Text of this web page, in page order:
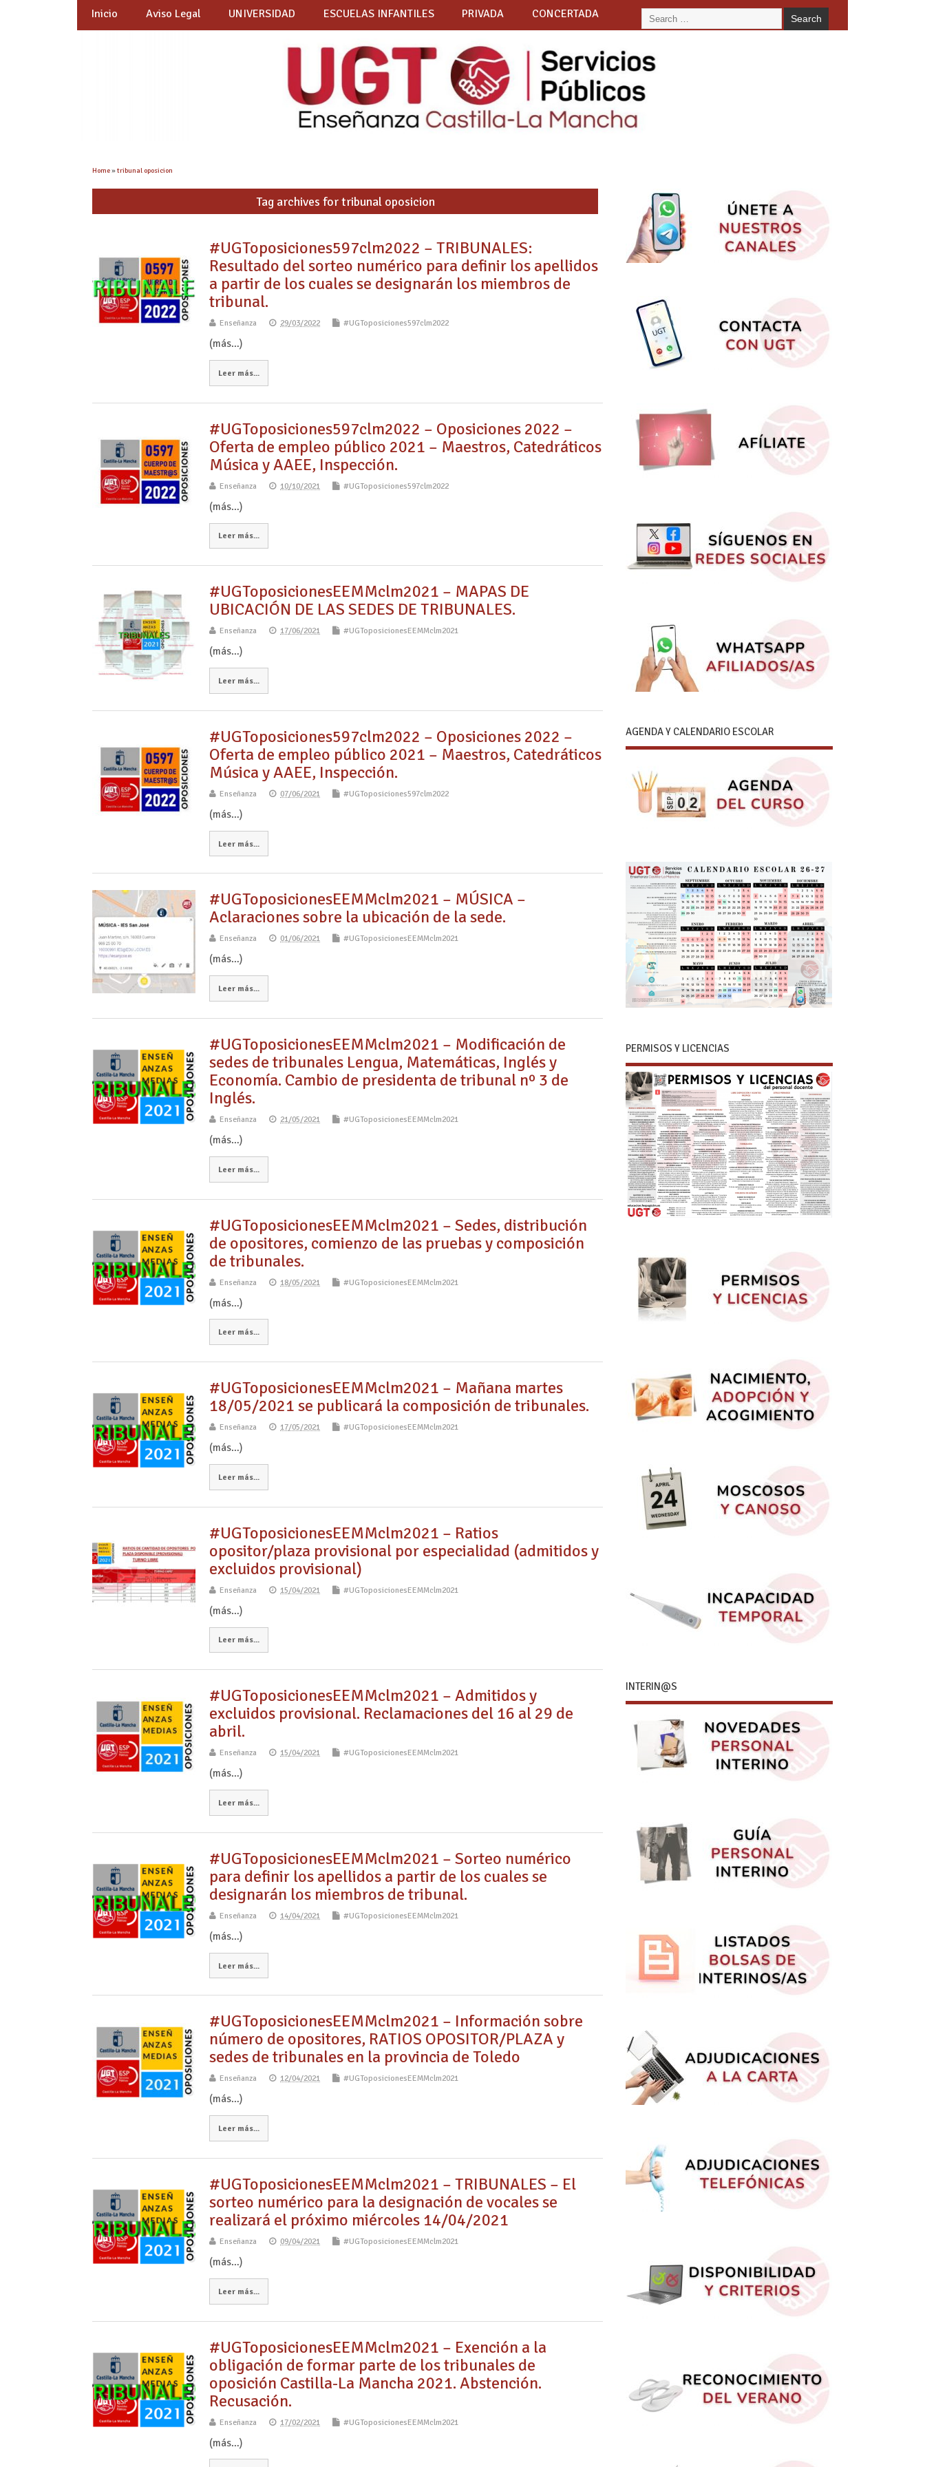
Inicio Aviso Legal UNIVERSIDAD ESCUELAS INFANTILES PRIVADA CONCERTADA
Home»tribunal oposicion
Tag archives for tribunal oposicion
#UGToposiciones597clm2022 – TRIBUNALES:
Resultado del sorteo numérico para definir los apellidos
a partir de los cuales se designarán los miembros de
tribunal.
Enseñanza 29/03/2022 #UGToposiciones597clm2022
(más…)
Leer más...
#UGToposiciones597clm2022 – Oposiciones 2022 –
Oferta de empleo público 2021 – Maestros, Catedráticos
Música y AAEE, Inspección.
Enseñanza 10/10/2021 #UGToposiciones597clm2022
(más…)
Leer más...
#UGToposicionesEEMMclm2021 – MAPAS DE
UBICACIÓN DE LAS SEDES DE TRIBUNALES.
Enseñanza 17/06/2021 #UGToposicionesEEMMclm2021
(más…)
Leer más...
#UGToposiciones597clm2022 – Oposiciones 2022 –
Oferta de empleo público 2021 – Maestros, Catedráticos
Música y AAEE, Inspección.
Enseñanza 07/06/2021 #UGToposiciones597clm2022
(más…)
Leer más...
#UGToposicionesEEMMclm2021 – MÚSICA –
Aclaraciones sobre la ubicación de la sede.
Enseñanza 01/06/2021 #UGToposicionesEEMMclm2021
(más…)
Leer más...
#UGToposicionesEEMMclm2021 – Modificación de
sedes de tribunales Lengua, Matemáticas, Inglés y
Economía. Cambio de presidenta de tribunal nº 3 de
Inglés.
Enseñanza 21/05/2021 #UGToposicionesEEMMclm2021
(más…)
Leer más...
#UGToposicionesEEMMclm2021 – Sedes, distribución
de opositores, comienzo de las pruebas y composición
de tribunales.
Enseñanza 18/05/2021 #UGToposicionesEEMMclm2021
(más…)
Leer más...
#UGToposicionesEEMMclm2021 – Mañana martes
18/05/2021 se publicará la composición de tribunales.
Enseñanza 17/05/2021 #UGToposicionesEEMMclm2021
(más…)
Leer más...
#UGToposicionesEEMMclm2021 – Ratios
opositor/plaza provisional por especialidad (admitidos y
excluidos provisional)
Enseñanza 15/04/2021 #UGToposicionesEEMMclm2021
(más…)
Leer más...
#UGToposicionesEEMMclm2021 – Admitidos y
excluidos provisional. Reclamaciones del 16 al 29 de
abril.
Enseñanza 15/04/2021 #UGToposicionesEEMMclm2021
(más…)
Leer más...
#UGToposicionesEEMMclm2021 – Sorteo numérico
para definir los apellidos a partir de los cuales se
designarán los miembros de tribunal.
Enseñanza 14/04/2021 #UGToposicionesEEMMclm2021
(más…)
Leer más...
#UGToposicionesEEMMclm2021 – Información sobre
número de opositores, RATIOS OPOSITOR/PLAZA y
sedes de tribunales en la provincia de Toledo
Enseñanza 12/04/2021 #UGToposicionesEEMMclm2021
(más…)
Leer más...
#UGToposicionesEEMMclm2021 – TRIBUNALES – El
sorteo numérico para la designación de vocales se
realizará el próximo miércoles 14/04/2021
Enseñanza 09/04/2021 #UGToposicionesEEMMclm2021
(más…)
Leer más...
#UGToposicionesEEMMclm2021 – Exención a la
obligación de formar parte de los tribunales de
oposición Castilla-La Mancha 2021. Abstención.
Recusación.
Enseñanza 17/02/2021 #UGToposicionesEEMMclm2021
(más…)
AGENDA Y CALENDARIO ESCOLAR
PERMISOS Y LICENCIAS
INTERIN@S